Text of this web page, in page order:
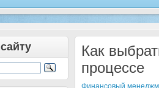
Как
процессе
Финансовый